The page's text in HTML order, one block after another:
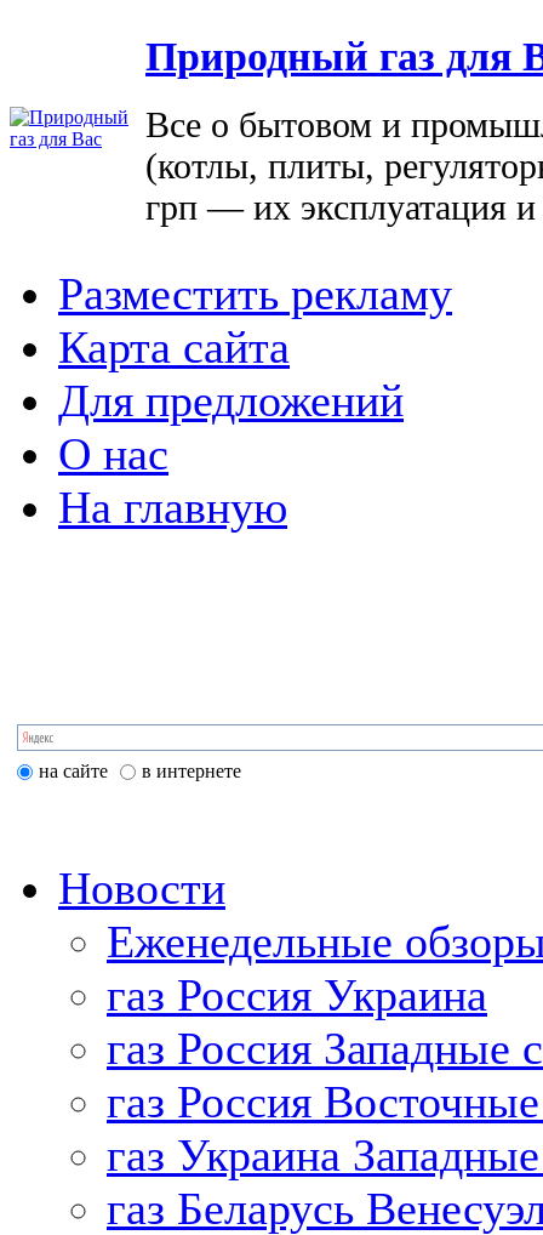
Природный газ для
Все о бытовом и
(котлы, плиты,
грп — их эксплуатация
Разместить рекламу
Карта сайта
Для предложений
О нас
На главную
на сайте в интернете
Новости
Еженедельные
газ Россия Украина
газ Россия Западные
газ Россия
газ Украина
газ Беларусь